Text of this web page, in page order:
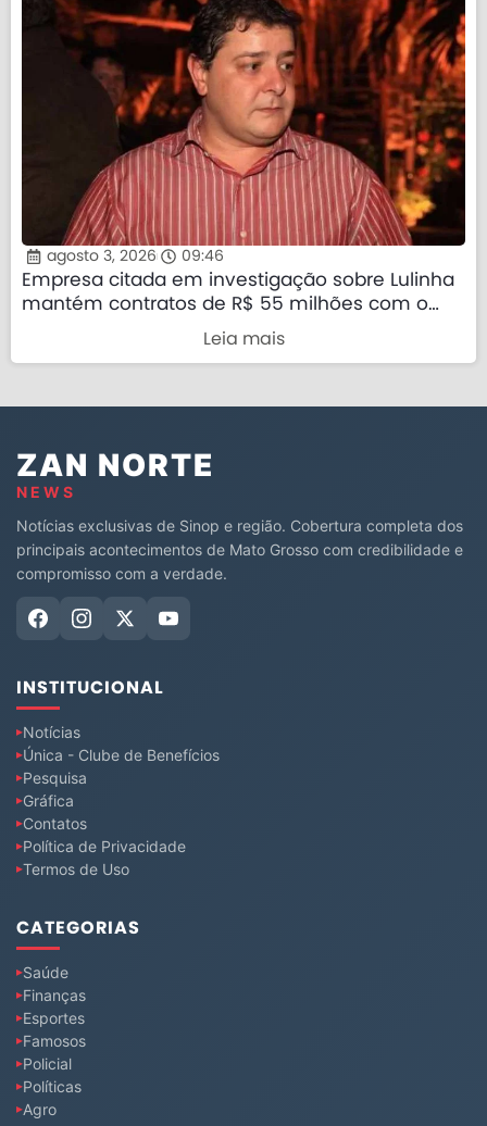
agosto 3, 2026 09:46
Empresa citada em investigação sobre Lulinha
mantém contratos de R$ 55 milhões com o
Leia mais
ZAN NORTE
NEWS
Notícias exclusivas de Sinop e região. Cobertura completa dos
principais acontecimentos de Mato Grosso com credibilidade e
compromisso com a verdade.
INSTITUCIONAL
Notícias
Única - Clube de Benefícios
Pesquisa
Gráfica
Contatos
Política de Privacidade
Termos de Uso
CATEGORIAS
Saúde
Finanças
Esportes
Famosos
Policial
Políticas
Agro